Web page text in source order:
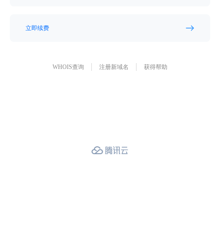
立即续费
WHOIS查询 注册新域名 获得帮助